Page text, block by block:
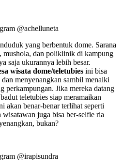
@achelluneta
yang berbentuk dome. Sarana
mushola, dan poliklinik di kampung
saja ukurannya lebih besar.
wisata dome/teletubies ini bisa
menyenangkan sambil menaiki
perkampungan. Jika mereka datang
teletubies siap meramaikan
akan benar-benar terlihat seperti
wisatawan juga bisa ber-selfie ria
bukan?
@irapisundra